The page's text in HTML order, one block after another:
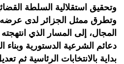
وتحقيق استقلالية السلطة
وتطرق ممثل الجزائر لدى عرضه
المجال، إلى المسار الذي
دعائم الشرعية الدستورية
بداية بالانتخابات الرئاسية ثم